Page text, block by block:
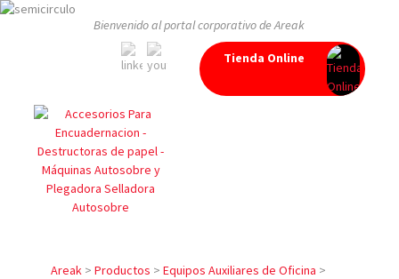
Bienvenido al portal corporativo de Areak
Tienda Online
Areak> Productos > Equipos Auxiliares de Oficina >